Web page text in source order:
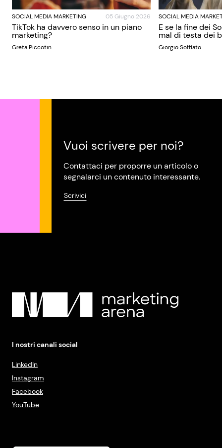
SOCIAL MEDIA MARKETING 05 Giugno 2026
TikTok ha davvero senso in un piano
marketing?
Greta Piccotin
SOCIAL MEDIA
E se la fine dei
mal di testa dei
Giorgio Soffiato
Vuoi scrivere per noi?
Contattaci per proporre un articolo o
segnalarci un contenuto interessante.
Scrivici
I nostri canali social
LinkedIn
Instagram
Facebook
YouTube